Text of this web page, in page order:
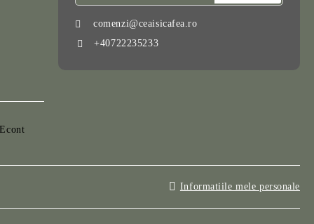
comenzi@ceaisicafea.ro
+40722235233
Informatiile mele personale